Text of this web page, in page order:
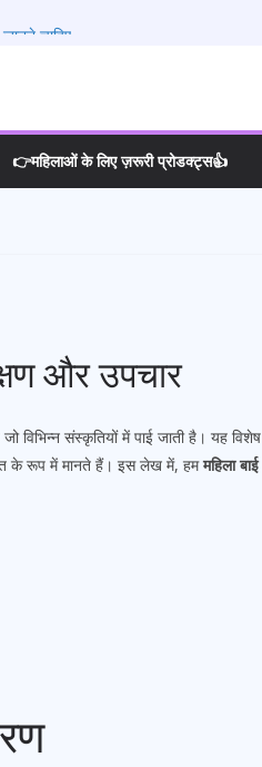
👉महिलाओं के लिए ज़रूरी प्रोडक्ट्स👍
और उपचार
संस्कृतियों में पाई जाती है। यह विशेष
के रूप में मानते हैं। इस लेख में, हममहिला बाई